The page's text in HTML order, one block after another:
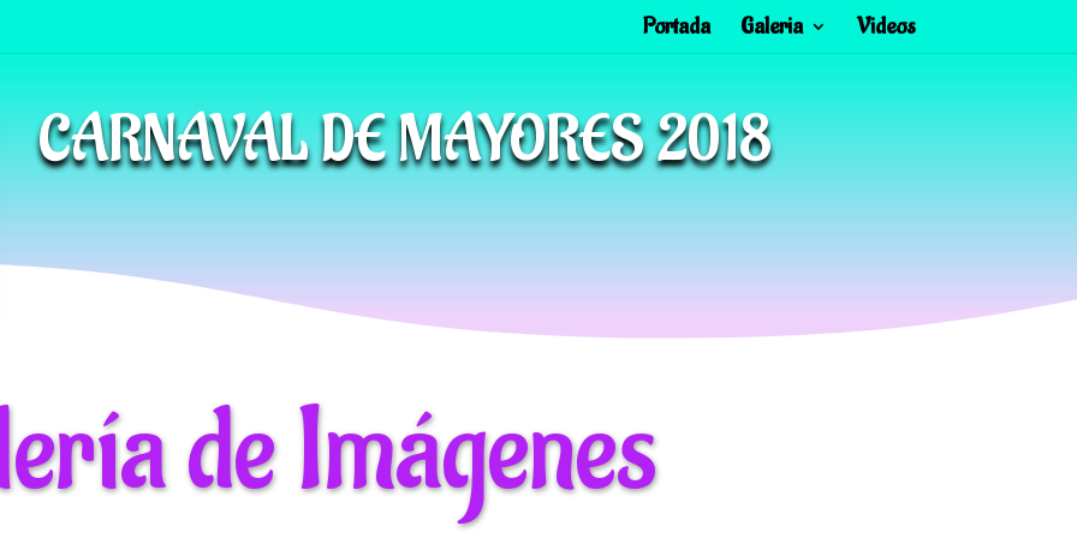
Portada Galeria Videos
CARNAVAL DE MAYORES 2018
de Imágenes